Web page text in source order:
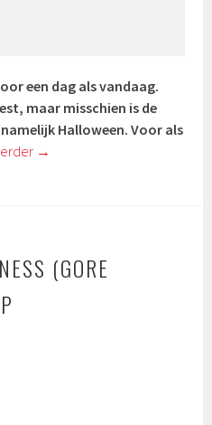
een dag als vandaag.
maar misschien is de
Halloween. Voor als
→
(GORE